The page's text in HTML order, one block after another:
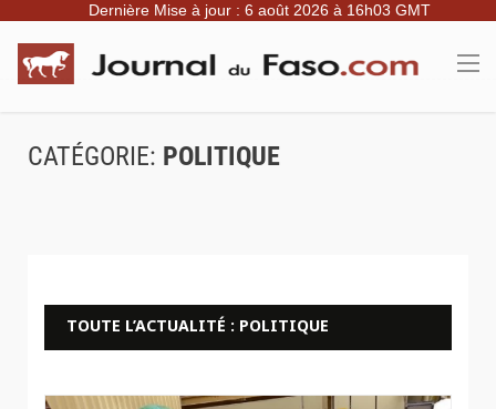
Dernière Mise à jour : 6 août 2026 à 16h03 GMT
CATÉGORIE: POLITIQUE
TOUTE L’ACTUALITÉ : POLITIQUE